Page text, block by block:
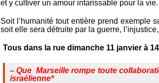
et y cultiver un amour intarissable pour la vie.
Soit l’humanité tout entière prend exemple
soit elle sera détruite par la guerre,
Tous dans la rue dimanche 11 janvier à
–Que Marseille rompe toute
israélienne*